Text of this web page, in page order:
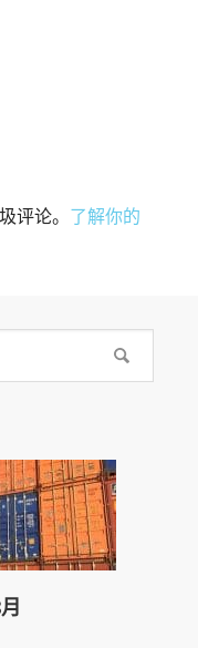
评论。 了解你的